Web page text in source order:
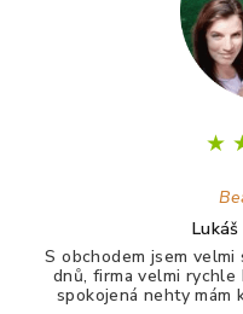
★
S obchodem jsem
dnů, firma velmi rychle
spokojená nehty mám